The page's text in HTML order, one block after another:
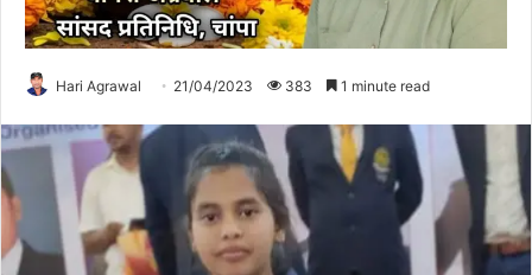
Hari Agrawal 21/04/2023 383 1 minute read